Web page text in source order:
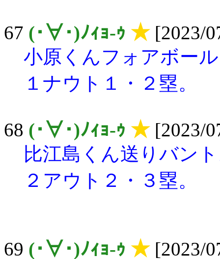
67 (･∀･)ﾉｨｮ-ｩ ★[2023/
小原くんフォアボー
１ナウト１・２塁。
68 (･∀･)ﾉｨｮ-ｩ ★[2023/
比江島くん送りバン
２アウト２・３塁。
69 (･∀･)ﾉｨｮ-ｩ ★[2023/